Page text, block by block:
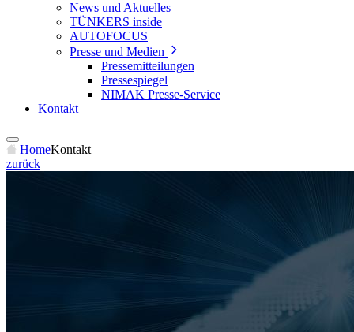
News und Aktuelles
TÜNKERS inside
AUTOFOCUS
Presse und Medien
Pressemitteilungen
Pressespiegel
NIMAK Presse-Service
Kontakt
HomeKontakt
zurück